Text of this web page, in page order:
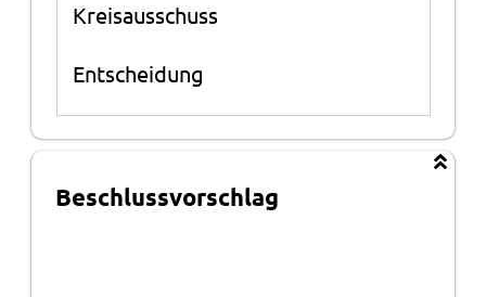
Kreisausschuss
Entscheidung
Beschlussvorschlag